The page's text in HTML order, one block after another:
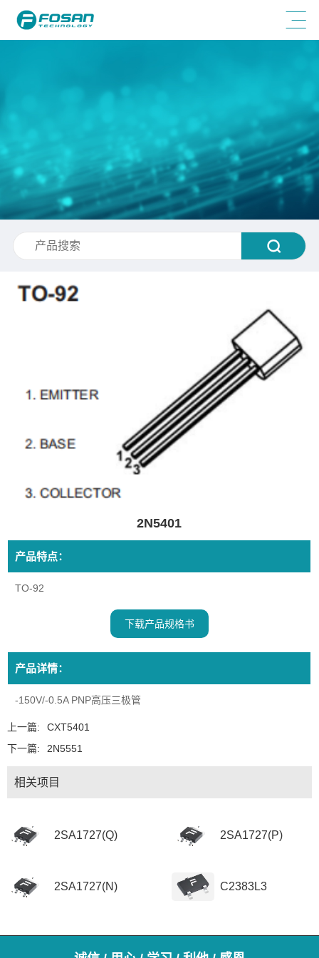
2N5401
产品特点：
TO-92
下载产品规格书
产品详情：
-150V/-0.5A PNP高压三极管
上一篇:
CXT5401
下一篇:
2N5551
相关项目
2SA1727(Q) 2SA1727(P)
2SA1727(N) C2383L3